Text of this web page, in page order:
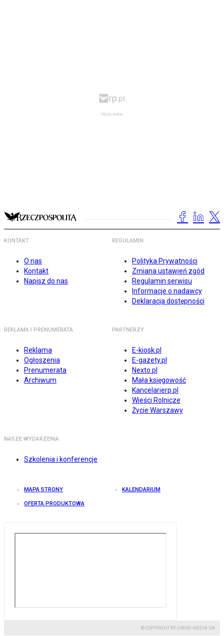
KONTAKT
O nas
Kontakt
Napisz do nas
REGULAMIN
Polityka Prywatności
Zmiana ustawień zgód
Regulamin serwisu
Informacje o nadawcy
Deklaracja dostępności
REKLAMA I PRENUMERATA
Reklama
Ogłoszenia
Prenumerata
Archiwum
PARTNERZY
E-kiosk.pl
E-gazety.pl
Nexto.pl
Mała księgowość
Kancelarierp.pl
Wieści Rolnicze
Życie Warszawy
NASZE WYDARZENIA
Szkolenia i konferencje
MAPA STRONY KALENDARIUM
OFERTA PRODUKTOWA
© COPYRIGHT BY GREMI MEDIA SA